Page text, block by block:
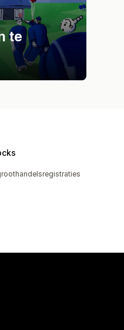
te